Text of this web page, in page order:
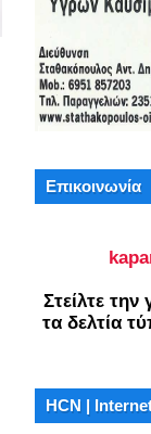
Επικοινωνία
Στείλτε
τα δελτία
HCN |